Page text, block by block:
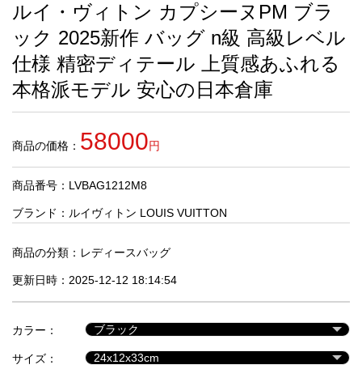
お
す
す
め
商
人
気
品
セ
商
品
ルイ・ヴィトン カプシーヌPM ブラ
ック 2025新作 バッグ n級 高級レベル
仕様 精密ディテール 上質感あふれる
本格派モデル 安心の日本倉庫
商品の価格： 58000円
商品番号：LVBAG1212M8
ブランド： ルイヴィトン LOUIS VUITTON
商品の分類： レディースバッグ
更新日時：2025-12-12 18:14:54
カラー：
サイズ：